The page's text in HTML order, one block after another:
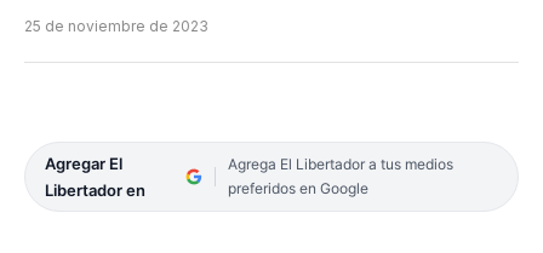
25 de noviembre de 2023
Agregar El
Libertador en
Agrega El Libertador a tus medios
preferidos en Google